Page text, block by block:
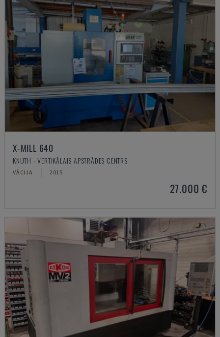
X-MILL 640
KNUTH - VERTIKĀLAIS APSTRĀDES CENTRS
VĀCIJA 2015
27.000 €